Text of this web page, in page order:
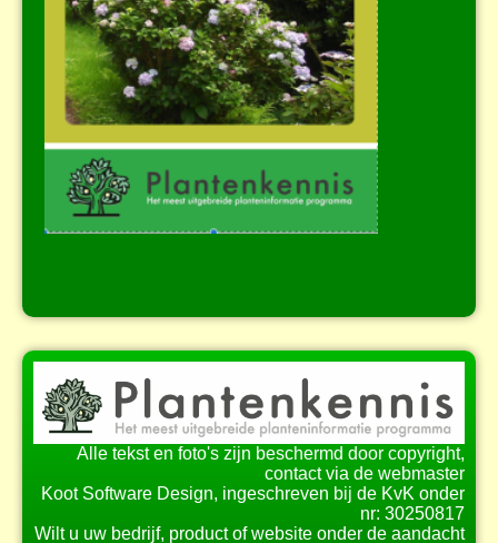
Alle tekst en foto's zijn beschermd door copyright,
contact via de webmaster
Koot Software Design, ingeschreven bij de KvK onder
nr: 30250817
Wilt u uw bedrijf, product of website onder de aandacht